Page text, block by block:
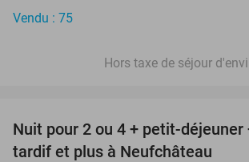
Vendu : 75
Hors taxe de séjour
Nuit pour 2 ou 4 + petit-déjeuner
tardif et plus à Neufchâteau